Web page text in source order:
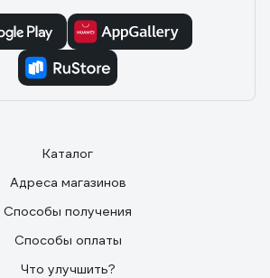
Каталог
Адреса магазинов
Способы получения
Способы оплаты
Что улучшить?